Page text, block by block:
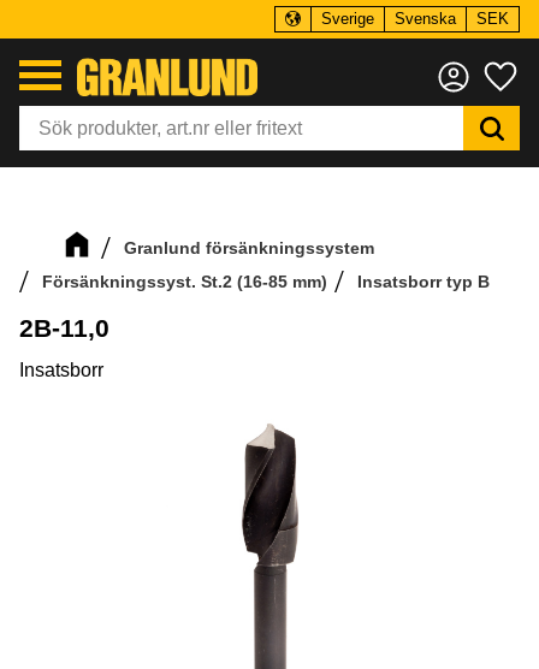
Sverige Svenska SEK
Granlund försänkningssystem
Försänkningssyst. St.2 (16-85 mm)
Insatsborr typ B
2B-11,0
Insatsborr